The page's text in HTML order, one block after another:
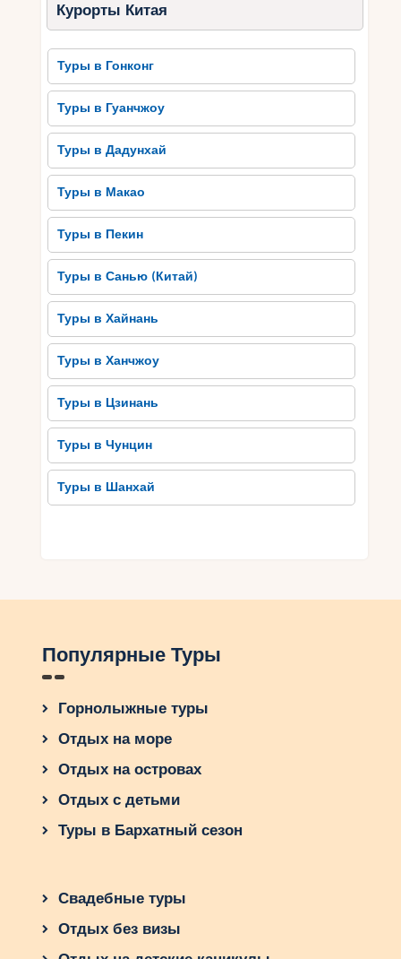
Курорты Китая
Туры в Гонконг
Туры в Гуанчжоу
Туры в Дадунхай
Туры в Макао
Туры в Пекин
Туры в Санью (Китай)
Туры в Хайнань
Туры в Ханчжоу
Туры в Цзинань
Туры в Чунцин
Туры в Шанхай
Популярные Туры
Горнолыжные туры
Отдых на море
Отдых на островах
Отдых с детьми
Туры в Бархатный сезон
Свадебные туры
Отдых без визы